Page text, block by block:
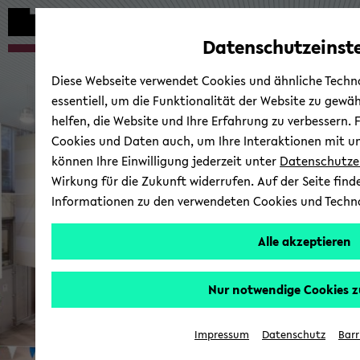
Automatische
vermeiden
zum
wechseln
zum
wechseln
zum
wechseln
Diese Webseite verwendet Cookies und ähnliche
essentiell, um die Funktionalität der Website zu
helfen, die Website und Ihre Erfahrung zu verbessern.
Cookies und Daten auch, um Ihre Interaktionen mit
können Ihre Einwilligung jederzeit unter
Wirkung für die Zukunft widerrufen. Auf der Seite
Informationen zu den verwendeten Cookies und
Alle akzeptieren
Nur notwendige Cookies
Impressum Datenschutz